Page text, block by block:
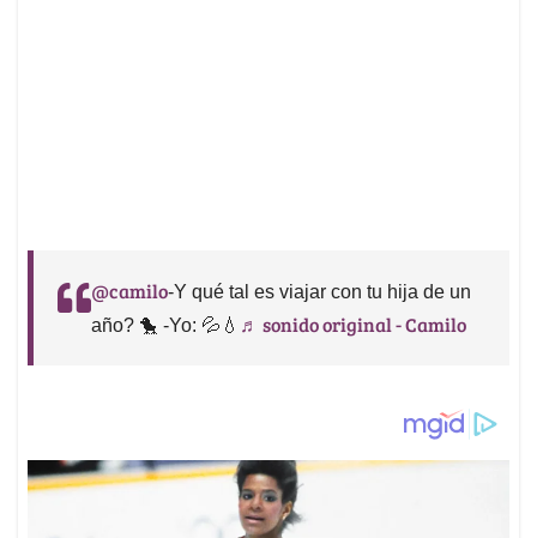
@camilo-Y qué tal es viajar con tu hija de un
año? 🐤 -Yo: 💦💧 ♬ sonido original - Camilo